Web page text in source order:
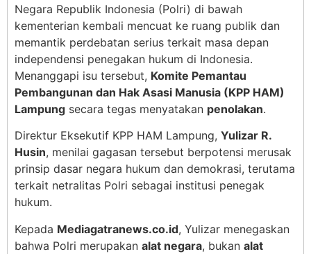
Negara Republik Indonesia (Polri) di bawah
kementerian kembali mencuat ke ruang publik dan
memantik perdebatan serius terkait masa depan
independensi penegakan hukum di Indonesia.
Menanggapi isu tersebut, Komite Pemantau
Pembangunan dan Hak Asasi Manusia (KPP HAM)
Lampung secara tegas menyatakan penolakan.
Direktur Eksekutif KPP HAM Lampung, Yulizar R.
Husin, menilai gagasan tersebut berpotensi merusak
prinsip dasar negara hukum dan demokrasi, terutama
terkait netralitas Polri sebagai institusi penegak
hukum.
Kepada Mediagatranews.co.id, Yulizar menegaskan
bahwa Polri merupakan alat negara, bukan alat